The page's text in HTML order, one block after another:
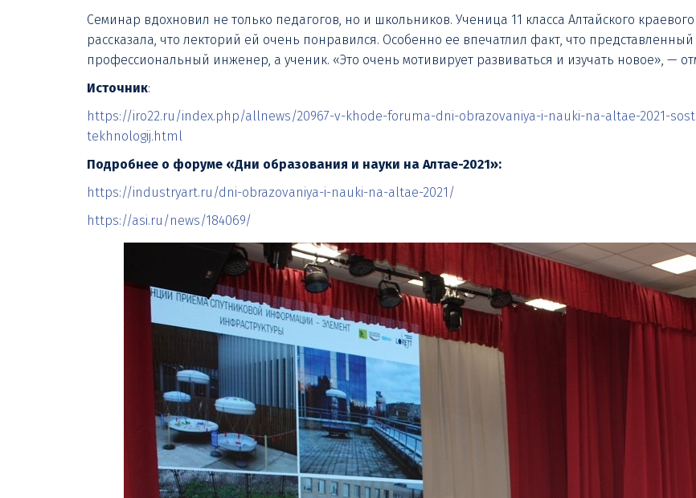
Семинар вдохновил не только педагогов, но и школьников. Ученица 11 класса Алтайского
рассказала, что лекторий ей очень понравился. Особенно ее впечатлил факт, что
профессиональный инженер, а ученик. «Это очень мотивирует развиваться и изучать новое», —
Источник:
https://iro22.ru/index.php/allnews/20967-v-khode-foruma-dni-obrazovaniya-i-nauki-na-altae-2021-
tekhnologij.html
Подробнее о форуме «Дни образования и науки на Алтае-2021»:
https://industryart.ru/dni-obrazovaniya-i-nauki-na-altae-2021/
https://asi.ru/news/184069/